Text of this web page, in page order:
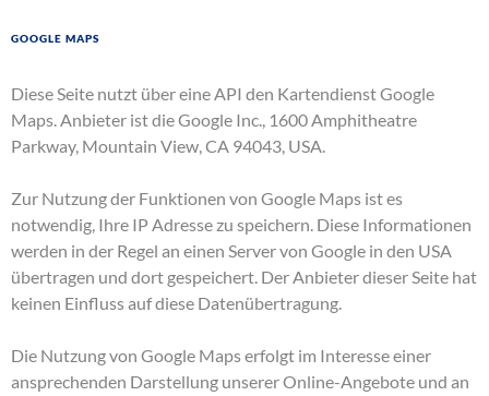
Google Maps
Diese Seite nutzt über eine API den Kartendienst Google
Maps. Anbieter ist die Google Inc., 1600 Amphitheatre
Parkway, Mountain View, CA 94043, USA.
Zur Nutzung der Funktionen von Google Maps ist es
notwendig, Ihre IP Adresse zu speichern. Diese Informationen
werden in der Regel an einen Server von Google in den USA
übertragen und dort gespeichert. Der Anbieter dieser Seite hat
keinen Einfluss auf diese Datenübertragung.
Die Nutzung von Google Maps erfolgt im Interesse einer
ansprechenden Darstellung unserer Online-Angebote und an